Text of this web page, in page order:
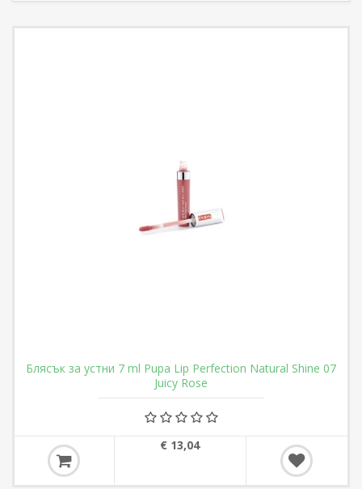
Блясък за устни 7 ml Pupa Lip Perfection Natural Shine 07
Juicy Rose
€ 13,04